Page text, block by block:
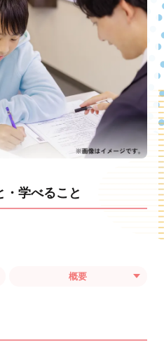
学べること
概要